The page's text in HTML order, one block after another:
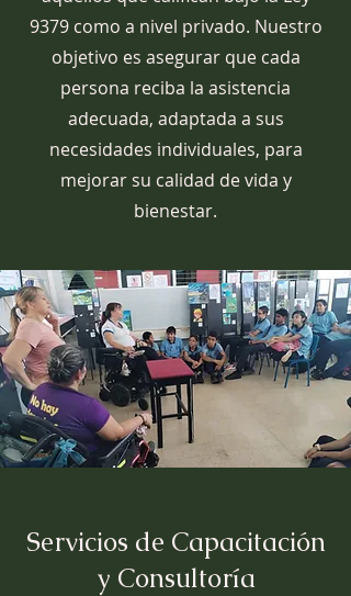
9379 como a nivel privado. Nuestro
objetivo es asegurar que cada
persona reciba la asistencia
adecuada, adaptada a sus
necesidades individuales, para
mejorar su calidad de vida y
bienestar.
Servicios de Capacitación
y Consultoría